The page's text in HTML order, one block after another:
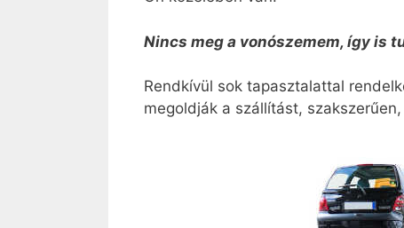
Nincs meg a vonószemem, így is
Rendkívül sok tapasztalattal
megoldják a szállítást,